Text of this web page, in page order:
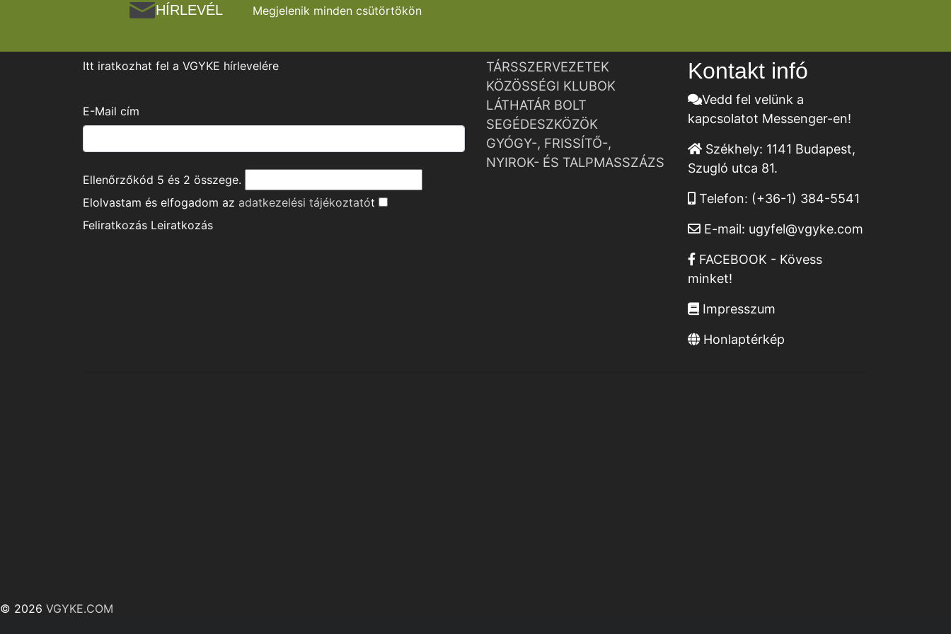
HÍRLEVÉL Megjelenik minden csütörtökön
Itt iratkozhat fel a VGYKE hírlevelére
E-Mail cím
Ellenőrzőkód 5 és 2 összege.
Elolvastam és elfogadom az adatkezelési tájékoztatót
Feliratkozás Leiratkozás
TÁRSSZERVEZETEK
KÖZÖSSÉGI KLUBOK
LÁTHATÁR BOLT
SEGÉDESZKÖZÖK
GYÓGY-, FRISSÍTŐ-,
NYIROK- ÉS TALPMASSZÁZS
Kontakt infó
Vedd fel velünk a
kapcsolatot Messenger-en!
Székhely: 1141 Budapest,
Szugló utca 81.
Telefon: (+36-1) 384-5541
E-mail: ugyfel@vgyke.com
FACEBOOK - Kövess
minket!
Impresszum
Honlaptérkép
© 2026 VGYKE.COM